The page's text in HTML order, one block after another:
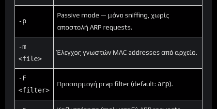
-p
Passive mode — μόνο sniffing, χωρίς
αποστολή ARP requests.
-m
<file>
Έλεγχος γνωστών MAC addresses από αρχείο.
-F
<filter>
Προσαρμογή pcap filter (default: arp).